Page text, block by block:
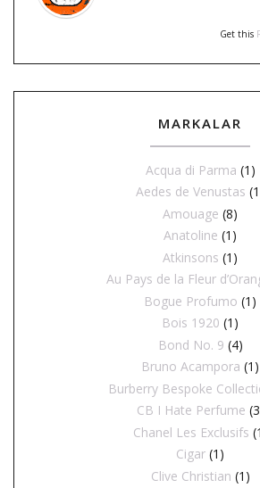
Get this
MARKALAR
Acqua di Parma (1)
Aedes de Venustas
Amouage (8)
Anatoline (1)
Atkinsons (1)
Au Pays de la Fleur
Bogue Profumo (1)
Bois 1920 (1)
Bond No. 9 (4)
Bruno Acampora (1)
Burberry Bespoke
CB I Hate Perfume
Chanel Les Exclusifs
Cigar (1)
Clive Christian (1)